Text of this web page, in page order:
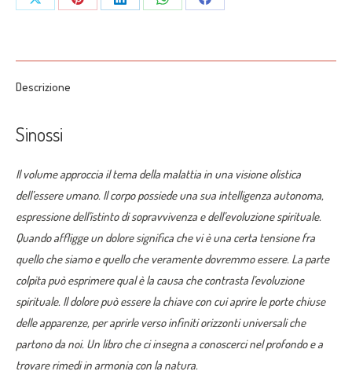
Share
Share
Share
Share
Share
Descrizione
Sinossi
Il volume approccia il tema della malattia in una visione olistica
dell’essere umano. Il corpo possiede una sua intelligenza autonoma,
espressione dell’istinto di sopravvivenza e dell’evoluzione spirituale.
Quando affligge un dolore significa che vi è una certa tensione fra
quello che siamo e quello che veramente dovremmo essere. La parte
colpita può esprimere qual è la causa che contrasta l’evoluzione
spirituale. Il dolore può essere la chiave con cui aprire le porte chiuse
delle apparenze, per aprirle verso infiniti orizzonti universali che
partono da noi. Un libro che ci insegna a conoscerci nel profondo e a
trovare rimedi in armonia con la natura.